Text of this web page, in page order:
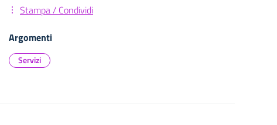
Stampa / Condividi
Argomenti
Servizi